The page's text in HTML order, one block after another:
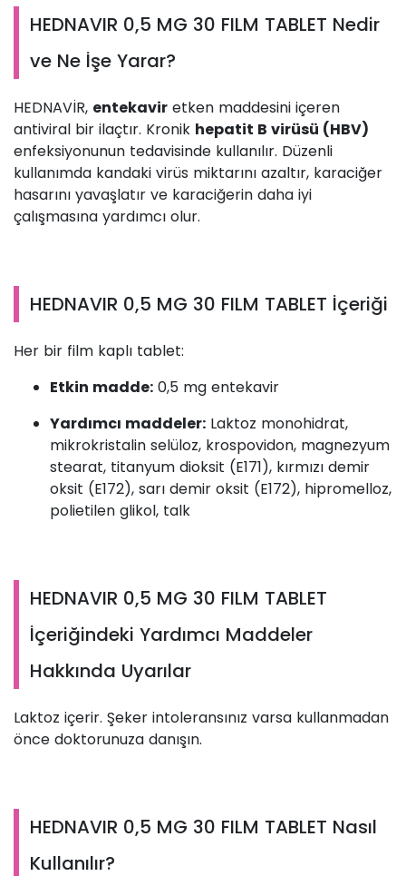
HEDNAVIR 0,5 MG 30 FILM TABLET Nedir
ve Ne İşe Yarar?
HEDNAVİR, entekavir etken maddesini içeren
antiviral bir ilaçtır. Kronik hepatit B virüsü (HBV)
enfeksiyonunun tedavisinde kullanılır. Düzenli
kullanımda kandaki virüs miktarını azaltır, karaciğer
hasarını yavaşlatır ve karaciğerin daha iyi
çalışmasına yardımcı olur.
HEDNAVIR 0,5 MG 30 FILM TABLET İçeriği
Her bir film kaplı tablet:
Etkin madde: 0,5 mg entekavir
Yardımcı maddeler: Laktoz monohidrat,
mikrokristalin selüloz, krospovidon, magnezyum
stearat, titanyum dioksit (E171), kırmızı demir
oksit (E172), sarı demir oksit (E172), hipromelloz,
polietilen glikol, talk
HEDNAVIR 0,5 MG 30 FILM TABLET
İçeriğindeki Yardımcı Maddeler
Hakkında Uyarılar
Laktoz içerir. Şeker intoleransınız varsa kullanmadan
önce doktorunuza danışın.
HEDNAVIR 0,5 MG 30 FILM TABLET Nasıl
Kullanılır?